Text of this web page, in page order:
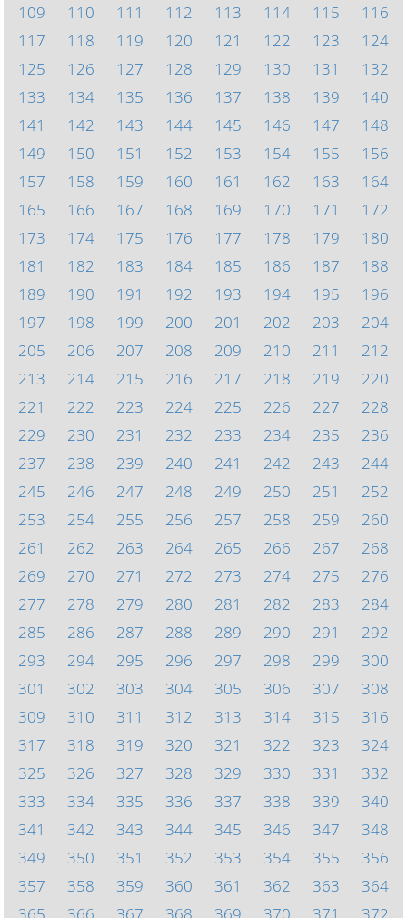
109
110 111 112 113 114 115
116
117
118 119 120 121 122 123
124
125
126 127 128 129 130 131
132
133
134 135 136 137 138 139
140
141
142 143 144 145 146 147
148
149
150 151 152 153 154 155
156
157
158 159 160 161 162 163
164
165
166 167 168 169 170 171
172
173
174 175 176 177 178 179
180
181
182 183 184 185 186 187
188
189
190 191 192 193 194 195
196
197
198 199 200 201 202 203
204
205
206 207 208 209 210 211
212
213
214 215 216 217 218 219
220
221
222 223 224 225 226 227
228
229
230 231 232 233 234 235
236
237
238 239 240 241 242 243
244
245
246 247 248 249 250 251
252
253
254 255 256 257 258 259
260
261
262 263 264 265 266 267
268
269
270 271 272 273 274 275
276
277
278 279 280 281 282 283
284
285
286 287 288 289 290 291
292
293
294 295 296 297 298 299
300
301
302 303 304 305 306 307
308
309
310 311 312 313 314 315
316
317
318 319 320 321 322 323
324
325
326 327 328 329 330 331
332
333
334 335 336 337 338 339
340
341
342 343 344 345 346 347
348
349
350 351 352 353 354 355
356
357
358 359 360 361 362 363
364